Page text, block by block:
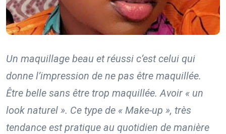
Un maquillage beau et réussi c’est celui qui
donne l’impression de ne pas être maquillée.
Être belle sans être trop maquillée. Avoir « un
look naturel ». Ce type de « Make-up », très
tendance est pratique au quotidien de manière